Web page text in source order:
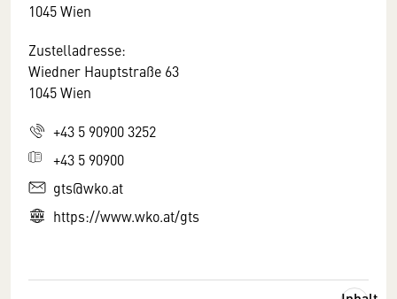
1045 Wien
Zustelladresse:
Wiedner Hauptstraße 63
1045 Wien
+43 5 90900 3252
+43 5 90900
gts@wko.at
https://www.wko.at/gts